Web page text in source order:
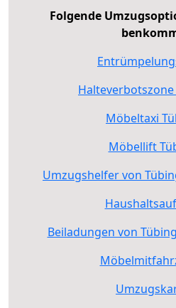
Folgende
Möbeltaxi
Möbellift
Umzugshelfer von
Beiladungen von